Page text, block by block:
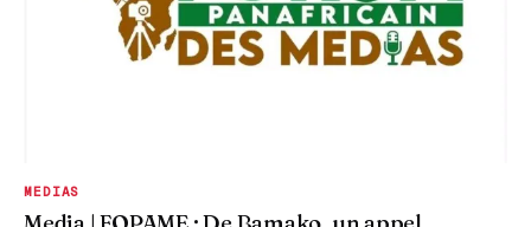
MEDIAS